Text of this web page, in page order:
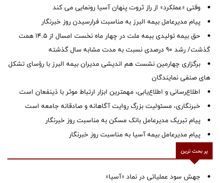
وقتی «عملکرد» از راز ثروت پنهان آسیا رونمایی می کند
پیام مدیرعامل بیمه البرز به مناسبت فرارسیدن روز خبرنگار
حق بیمه تولیدی بیمه ملت در چهار ماه نخست امسال از 14.5 همت
گذشت/ رشد 90 درصدی نسبت به مدت مشابه سال گذشته
برگزاری چهارمین نشست هم اندیشی مدیران بیمه البرز با رؤسای تشکل
های صنفی نمایندگان
اطلاع‌رسانی و اطلاع‌یابی، مهمترین ابزار ارتباط موثر با ذینفعان است
خبرنگاری، مسئولیت بزرگ روایت آگاهانه و صادقانه جامعه است
پیام تبریک مدیرعامل بانک مسکن به مناسبت روز خبرنگار
پیام مدیرعامل بیمه آسیا به مناسبت روز خبرنگار
پر بحث ترین
جهش سود عملیاتی در نماد «آسیا»